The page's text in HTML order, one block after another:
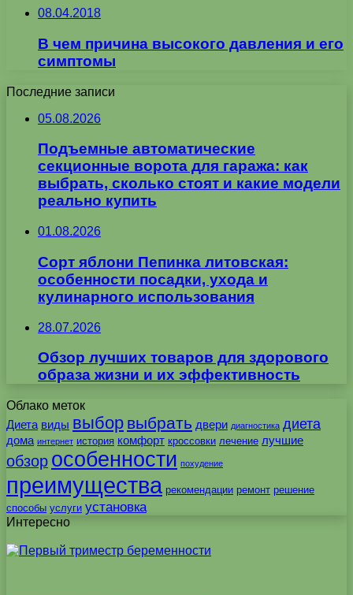
08.04.2018
В чем причина высокого давления и его
симптомы
Последние записи
05.08.2026
Подъемные автоматические
секционные ворота для гаража: как
выбрать, сколько стоят и какие модели
реально купить
01.08.2026
Сорт яблони Пепинка литовская:
особенности посадки, ухода и
кулинарного использования
28.07.2026
Обзор лучших товаров для здорового
образа жизни и их эффективность
Облако меток
Диета виды выбор выбрать двери диагностика диета
дома интернет история комфорт кроссовки лечение лучшие
обзор особенности похудение
преимущества рекомендации ремонт решение
способы услуги установка
Интересно